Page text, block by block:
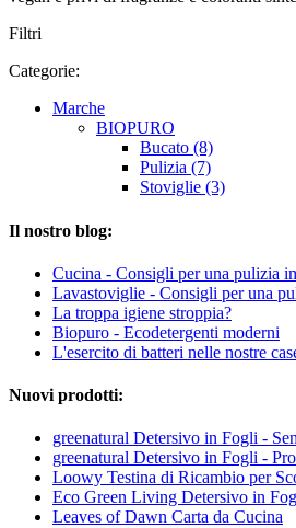
Filtri
Categorie:
Marche
BIOPURO
Bucato (8)
Pulizia (7)
Stoviglie (3)
Il nostro blog:
Cucina - Consigli per una pulizia
Lavastoviglie - Consigli per una
La troppa igiene stroppia?
Biopuro - Ecodetergenti moderni
L'esercito di batteri nelle nostre
Nuovi prodotti:
greenatural Detersivo in Fogli -
greenatural Detersivo in Fogli -
Loowy Testina di Ricambio per
Eco Green Living Detersivo in
Leaves of Dawn Carta da Cucina